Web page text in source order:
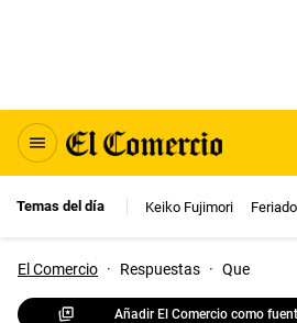
Temas del día Keiko Fujimori
El Comercio · Respuestas · Que
Añadir El Comercio como